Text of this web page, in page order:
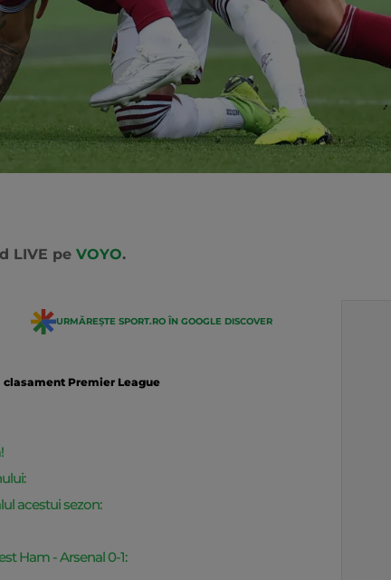
LIVE pe VOYO.
URMĂREȘTE SPORT.RO ÎN GOOGLE DISCOVER
clasament Premier League
acestui sezon:
Ham - Arsenal 0-1: